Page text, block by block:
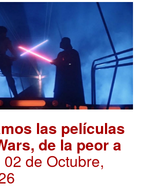
las películas
de la peor a
02 de Octubre,